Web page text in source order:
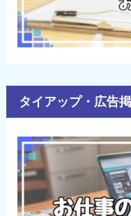
タイアップ・広告